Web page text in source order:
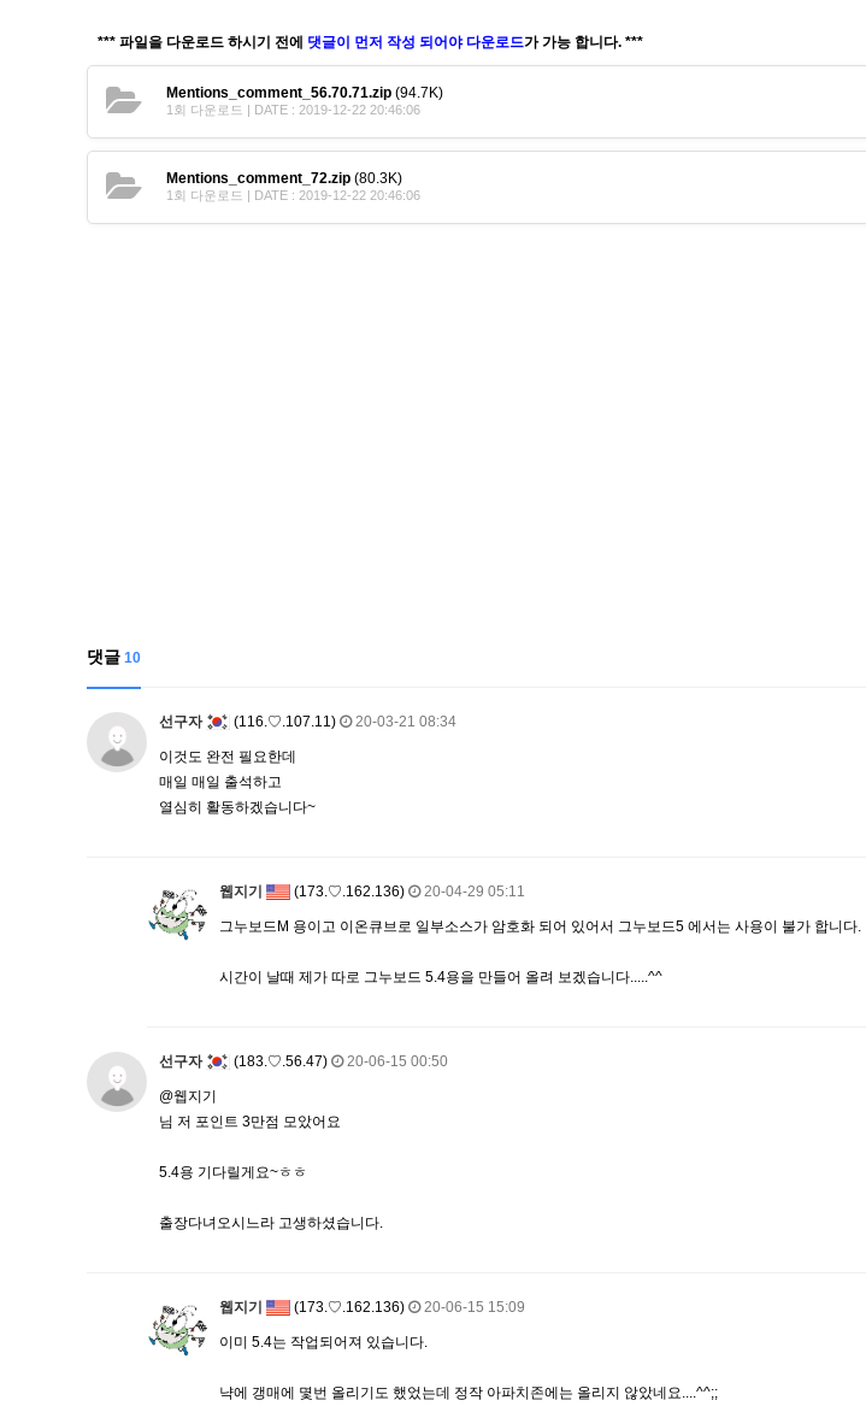
*** 파일을 다운로드 하시기 전에 댓글이 먼저 작성 되어야 다운로드가 가능 합니다. ***
Mentions_comment_56.70.71.zip (94.7K)
1회 다운로드 | DATE : 2019-12-22 20:46:06
Mentions_comment_72.zip (80.3K)
1회 다운로드 | DATE : 2019-12-22 20:46:06
댓글 10
선구자 (116.♡.107.11) 20-03-21 08:34
이것도 완전 필요한데
매일 매일 출석하고
열심히 활동하겠습니다~
웹지기 (173.♡.162.136) 20-04-29 05:11
그누보드M 용이고 이온큐브로 일부소스가 암호화 되어 있어서 그누보드5 에서는 사용이 불가 합니다.
시간이 날때 제가 따로 그누보드 5.4용을 만들어 올려 보겠습니다.....^^
선구자 (183.♡.56.47) 20-06-15 00:50
@웹지기
님 저 포인트 3만점 모았어요
5.4용 기다릴게요~ㅎㅎ
출장다녀오시느라 고생하셨습니다.
웹지기 (173.♡.162.136) 20-06-15 15:09
이미 5.4는 작업되어져 있습니다.
냑에 갱매에 몇번 올리기도 했었는데 정작 아파치존에는 올리지 않았네요....^^;;